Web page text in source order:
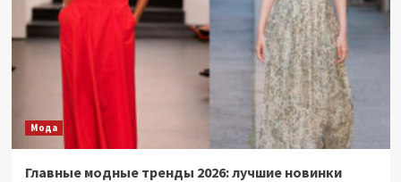
Michael
Мода
Главные модные тренды 2026: лучшие новинки